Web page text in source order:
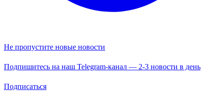
Не пропустите новые новости
Подпишитесь на наш Telegram-канал — 2-3 новости в день
Подписаться